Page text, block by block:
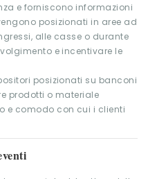
e forniscono informazioni
posizionati in aree ad
alle casse o durante
e incentivare le
posizionati su banconi
prodotti o materiale
e comodo con cui i clienti